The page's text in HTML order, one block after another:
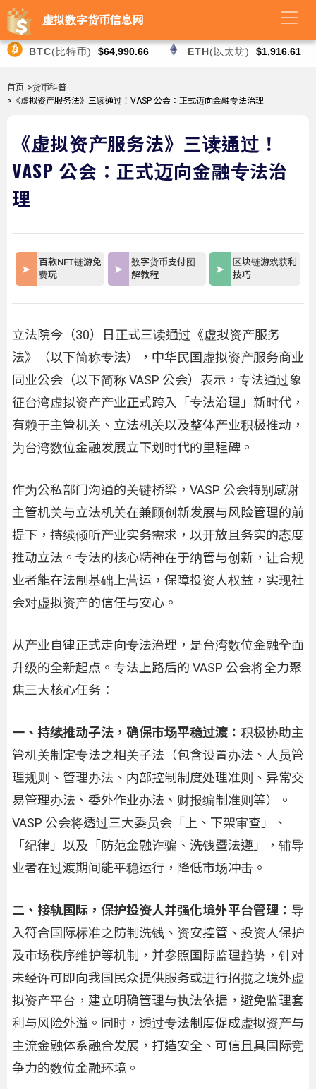
虚拟数字货币信息网
BTC(比特币) $64,990.66 ETH(以太坊) $1,916.61
首页 >货币科普
>《虚拟资产服务法》三读通过！VASP 公会：正式迈向金融专法治理
《虚拟资产服务法》三读通过！
VASP 公会：正式迈向金融专法治
理
百款NFT链游免
费玩
数字货币支付图
解教程
区块链游戏获利
技巧
立法院今（30）日正式三读通过《虚拟资产服务
法》（以下简称专法），中华民国虚拟资产服务商业
同业公会（以下简称 VASP 公会）表示，专法通过象
征台湾虚拟资产产业正式跨入「专法治理」新时代，
有赖于主管机关、立法机关以及整体产业积极推动，
为台湾数位金融发展立下划时代的里程碑。
作为公私部门沟通的关键桥梁，VASP 公会特别感谢
主管机关与立法机关在兼顾创新发展与风险管理的前
提下，持续倾听产业实务需求，以开放且务实的态度
推动立法。专法的核心精神在于纳管与创新，让合规
业者能在法制基础上营运，保障投资人权益，实现社
会对虚拟资产的信任与安心。
从产业自律正式走向专法治理，是台湾数位金融全面
升级的全新起点。专法上路后的 VASP 公会将全力聚
焦三大核心任务：
一、持续推动子法，确保市场平稳过渡： 积极协助主
管机关制定专法之相关子法（包含设置办法、人员管
理规则、管理办法、内部控制制度处理准则、异常交
易管理办法、委外作业办法、财报编制准则等）。
VASP 公会将透过三大委员会「上、下架审查」、
「纪律」以及「防范金融诈骗、洗钱暨法遵」，辅导
业者在过渡期间能平稳运行，降低市场冲击。
二、接轨国际，保护投资人并强化境外平台管理： 导
入符合国际标准之防制洗钱、资安控管、投资人保护
及市场秩序维护等机制，并参照国际监理趋势，针对
未经许可即向我国民众提供服务或进行招揽之境外虚
拟资产平台，建立明确管理与执法依据，避免监理套
利与风险外溢。同时，透过专法制度促成虚拟资产与
主流金融体系融合发展，打造安全、可信且具国际竞
争力的数位金融环境。